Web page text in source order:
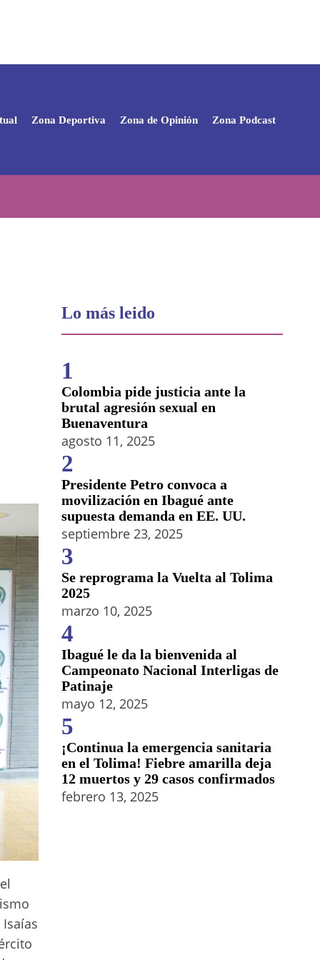
Zona Deportiva Zona de Opinión Zona Podcast
Lo más leido
1
Colombia pide justicia ante la
brutal agresión sexual en
Buenaventura
agosto 11, 2025
2
Presidente Petro convoca a
movilización en Ibagué ante
supuesta demanda en EE. UU.
septiembre 23, 2025
3
Se reprograma la Vuelta al Tolima
2025
marzo 10, 2025
4
Ibagué le da la bienvenida al
Campeonato Nacional Interligas de
Patinaje
mayo 12, 2025
5
¡Continua la emergencia sanitaria
en el Tolima! Fiebre amarilla deja
12 muertos y 29 casos confirmados
febrero 13, 2025